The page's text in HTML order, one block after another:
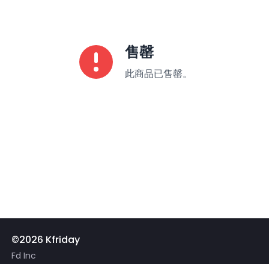
售罄
此商品已售罄。
©2026 Kfriday
Fd Inc